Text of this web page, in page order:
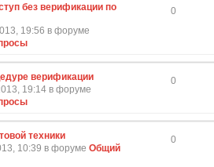
без верификации по
19:56 в форуме
0
верификации
19:14 в форуме
0
техники
10:39 в форуме Общий
0